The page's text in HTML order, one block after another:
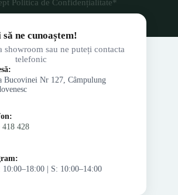
Politica de Confidențialitate*
să ne cunoaștem!
showroom sau ne puteți contacta
telefonic
Bucovinei Nr 127, Câmpulung
418 428
| S: 10:00–14:00